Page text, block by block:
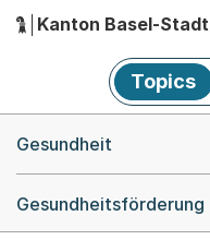
Hauptnavigation
Kanton Basel-Stadt
Topics
Gesundheit
Gesundheitsförderung